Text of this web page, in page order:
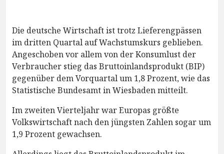
Die deutsche Wirtschaft ist trotz Lieferengpässen
im dritten Quartal auf Wachstumskurs geblieben.
Angeschoben vor allem von der Konsumlust der
Verbraucher stieg das Bruttoinlandsprodukt (BIP)
gegenüber dem Vorquartal um 1,8 Prozent, wie das
Statistische Bundesamt in Wiesbaden mitteilt.
Im zweiten Vierteljahr war Europas größte
Volkswirtschaft nach den jüngsten Zahlen sogar um
1,9 Prozent gewachsen.